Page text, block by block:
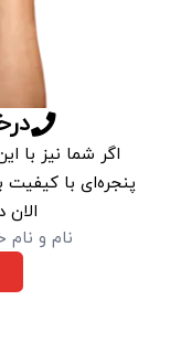
اگر شما نیز با
پنجره‌ای با کیفیت